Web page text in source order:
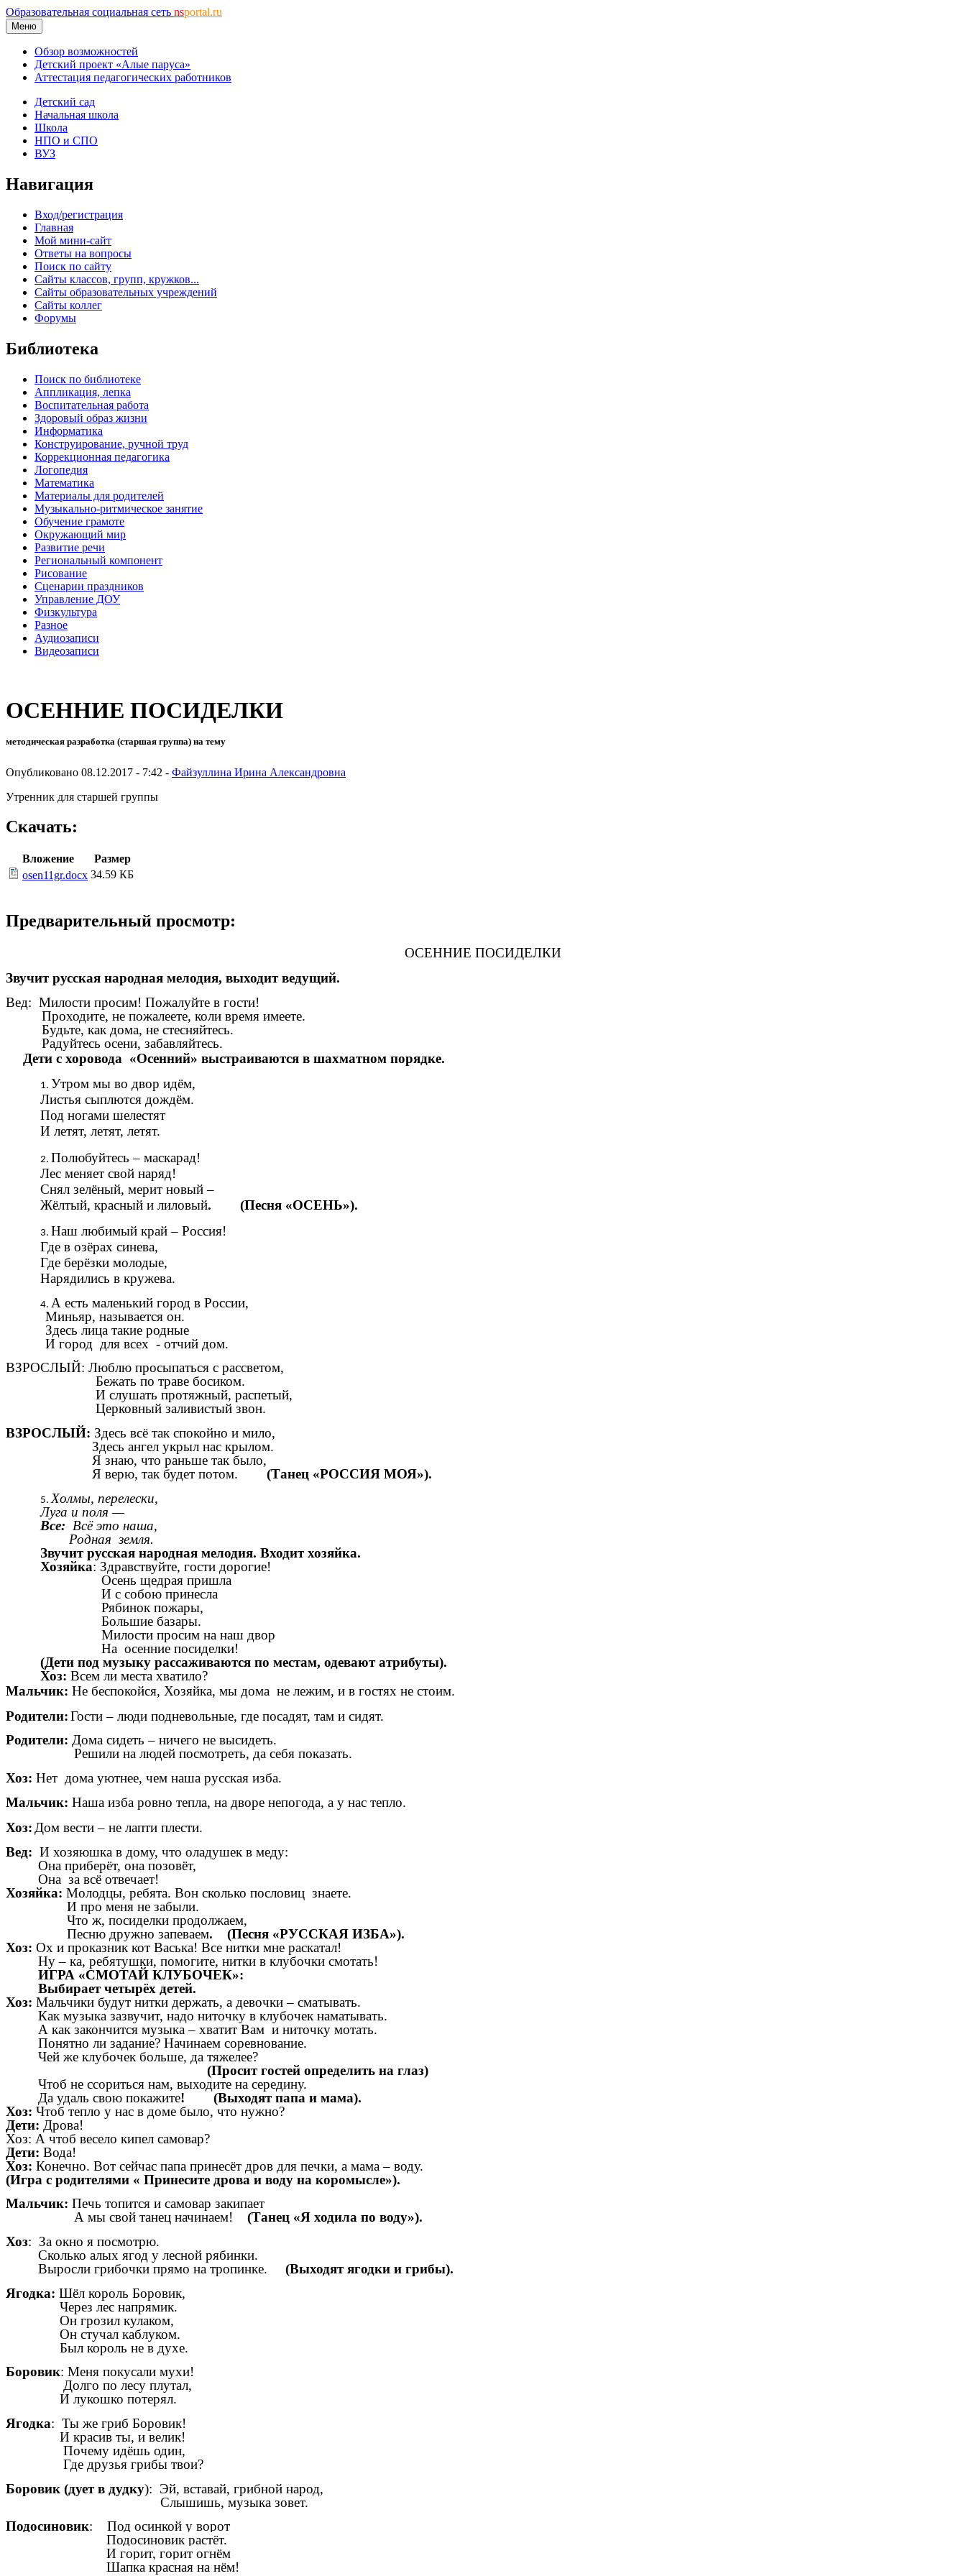
Образовательная социальная сеть nsportal.ru
Меню
Обзор возможностей
Детский проект «Алые паруса»
Аттестация педагогических работников
Детский сад
Начальная школа
Школа
НПО и СПО
ВУЗ
Навигация
Вход/регистрация
Главная
Мой мини-сайт
Ответы на вопросы
Поиск по сайту
Сайты классов, групп, кружков...
Сайты образовательных учреждений
Сайты коллег
Форумы
Библиотека
Поиск по библиотеке
Аппликация, лепка
Воспитательная работа
Здоровый образ жизни
Информатика
Конструирование, ручной труд
Коррекционная педагогика
Логопедия
Математика
Материалы для родителей
Музыкально-ритмическое занятие
Обучение грамоте
Окружающий мир
Развитие речи
Региональный компонент
Рисование
Сценарии праздников
Управление ДОУ
Физкультура
Разное
Аудиозаписи
Видеозаписи
ОСЕННИЕ ПОСИДЕЛКИ
методическая разработка (старшая группа) на тему
Опубликовано 08.12.2017 - 7:42 - Файзуллина Ирина Александровна
Утренник для старшей группы
Скачать:
Вложение
Размер
osen11gr.docx 34.59 КБ
Предварительный просмотр:
ОСЕННИЕ ПОСИДЕЛКИ
Звучит русская народная мелодия, выходит ведущий.
Вед: Милости просим! Пожалуйте в гости!
Проходите, не пожалеете, коли время имеете.
Будьте, как дома, не стесняйтесь.
Радуйтесь осени, забавляйтесь.
Дети с хоровода «Осенний» выстраиваются в шахматном порядке.
Утром мы во двор идём,
Листья сыплются дождём.
Под ногами шелестят
И летят, летят, летят.
Полюбуйтесь – маскарад!
Лес меняет свой наряд!
Снял зелёный, мерит новый –
Жёлтый, красный и лиловый. (Песня «ОСЕНЬ»).
Наш любимый край – Россия!
Где в озёрах синева,
Где берёзки молодые,
Нарядились в кружева.
А есть маленький город в России,
Миньяр, называется он.
Здесь лица такие родные
И город для всех - отчий дом.
ВЗРОСЛЫЙ: Люблю просыпаться с рассветом,
Бежать по траве босиком.
И слушать протяжный, распетый,
Церковный заливистый звон.
ВЗРОСЛЫЙ: Здесь всё так спокойно и мило,
Здесь ангел укрыл нас крылом.
Я знаю, что раньше так было,
Я верю, так будет потом. (Танец «РОССИЯ МОЯ»).
Холмы, перелески,
Луга и поля —
Все: Всё это наша,
Родная земля.
Звучит русская народная мелодия. Входит хозяйка.
Хозяйка: Здравствуйте, гости дорогие!
Осень щедрая пришла
И с собою принесла
Рябинок пожары,
Большие базары.
Милости просим на наш двор
На осенние посиделки!
(Дети под музыку рассаживаются по местам, одевают атрибуты).
Хоз: Всем ли места хватило?
Мальчик: Не беспокойся, Хозяйка, мы дома не лежим, и в гостях не стоим.
Родители:Гости – люди подневольные, где посадят, там и сидят.
Родители: Дома сидеть – ничего не высидеть.
Решили на людей посмотреть, да себя показать.
Хоз: Нет дома уютнее, чем наша русская изба.
Мальчик: Наша изба ровно тепла, на дворе непогода, а у нас тепло.
Хоз:Дом вести – не лапти плести.
Вед: И хозяюшка в дому, что оладушек в меду:
Она приберёт, она позовёт,
Она за всё отвечает!
Хозяйка: Молодцы, ребята. Вон сколько пословиц знаете.
И про меня не забыли.
Что ж, посиделки продолжаем,
Песню дружно запеваем. (Песня «РУССКАЯ ИЗБА»).
Хоз: Ох и проказник кот Васька! Все нитки мне раскатал!
Ну – ка, ребятушки, помогите, нитки в клубочки смотать!
ИГРА «СМОТАЙ КЛУБОЧЕК»:
Выбирает четырёх детей.
Хоз: Мальчики будут нитки держать, а девочки – сматывать.
Как музыка зазвучит, надо ниточку в клубочек наматывать.
А как закончится музыка – хватит Вам и ниточку мотать.
Понятно ли задание? Начинаем соревнование.
Чей же клубочек больше, да тяжелее?
(Просит гостей определить на глаз)
Чтоб не ссориться нам, выходите на середину.
Да удаль свою покажите! (Выходят папа и мама).
Хоз: Чтоб тепло у нас в доме было, что нужно?
Дети: Дрова!
Хоз: А чтоб весело кипел самовар?
Дети: Вода!
Хоз: Конечно. Вот сейчас папа принесёт дров для печки, а мама – воду.
(Игра с родителями « Принесите дрова и воду на коромысле»).
Мальчик: Печь топится и самовар закипает
А мы свой танец начинаем! (Танец «Я ходила по воду»).
Хоз: За окно я посмотрю.
Сколько алых ягод у лесной рябинки.
Выросли грибочки прямо на тропинке. (Выходят ягодки и грибы).
Ягодка: Шёл король Боровик,
Через лес напрямик.
Он грозил кулаком,
Он стучал каблуком.
Был король не в духе.
Боровик: Меня покусали мухи!
Долго по лесу плутал,
И лукошко потерял.
Ягодка: Ты же гриб Боровик!
И красив ты, и велик!
Почему идёшь один,
Где друзья грибы твои?
Боровик (дует в дудку): Эй, вставай, грибной народ,
Слышишь, музыка зовет.
Подосиновик: Под осинкой у ворот
Подосиновик растёт.
И горит, горит огнём
Шапка красная на нём!